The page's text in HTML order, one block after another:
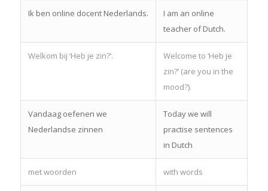
Ik ben online docent Nederlands.
I am an online
teacher of Dutch.
Welkom bij ‘Heb je zin?’.
Welcome to ‘Heb je
zin?’ (are you in the
mood?).
Vandaag oefenen we
Nederlandse zinnen
Today we will
practise sentences
in Dutch
met woorden with words